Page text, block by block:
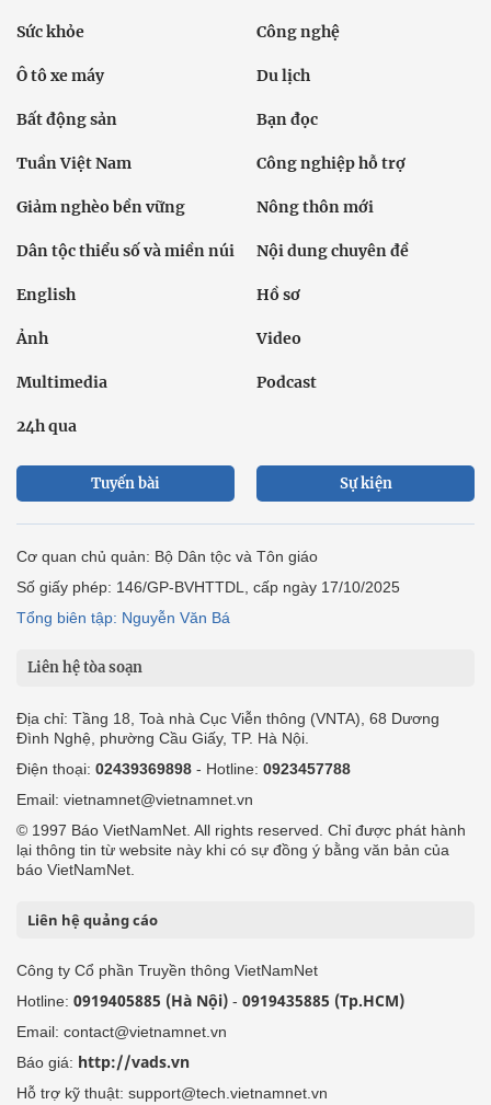
Sức khỏe Công nghệ
Ô tô xe máy Du lịch
Bất động sản Bạn đọc
Tuần Việt Nam Công nghiệp hỗ trợ
Giảm nghèo bền vững Nông thôn mới
Dân tộc thiểu số và miền núi Nội dung chuyên đề
English Hồ sơ
Ảnh Video
Multimedia Podcast
24h qua
Tuyến bài Sự kiện
Cơ quan chủ quản: Bộ Dân tộc và Tôn giáo
Số giấy phép: 146/GP-BVHTTDL, cấp ngày 17/10/2025
Tổng biên tập: Nguyễn Văn Bá
Liên hệ tòa soạn
Địa chỉ: Tầng 18, Toà nhà Cục Viễn thông (VNTA), 68 Dương
Đình Nghệ, phường Cầu Giấy, TP. Hà Nội.
Điện thoại: 02439369898 - Hotline: 0923457788
Email: vietnamnet@vietnamnet.vn
© 1997 Báo VietNamNet. All rights reserved. Chỉ được phát hành
lại thông tin từ website này khi có sự đồng ý bằng văn bản của
báo VietNamNet.
Liên hệ quảng cáo
Công ty Cổ phần Truyền thông VietNamNet
Hotline: 0919405885 (Hà Nội) - 0919435885 (Tp.HCM)
Email: contact@vietnamnet.vn
Báo giá: http://vads.vn
Hỗ trợ kỹ thuật: support@tech.vietnamnet.vn